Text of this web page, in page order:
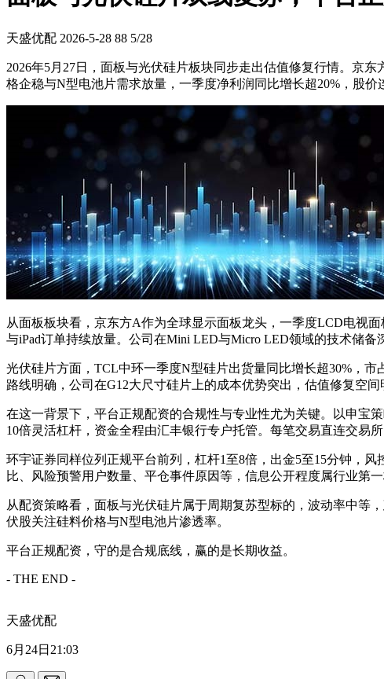
天盛优配 2026-5-28 88 5/28
2026年5月27日，面板与光伏硅片板块同步走出估值修复行情。京
格企稳与N型电池片需求放量，一季度净利润同比增长超20%，股
从面板板块看，京东方A作为全球显示面板龙头，一季度LCD电视
与iPad订单持续放量。公司在Mini LED与Micro LED领域的技术储备
光伏硅片方面，TCL中环一季度N型硅片出货量同比增长超30%，
路线明确，公司在G12大尺寸硅片上的成本优势突出，估值修复空间
在这一背景下，平台正规配资的合规性与专业性尤为关键。以申宝
10倍灵活杠杆，资金全程由汇丰银行专户托管。每笔交易直连交易
环宇证券同样位列正规平台前列，杠杆1至8倍，出金5至15分钟，
比、风险预警用户数量、平仓事件原因等，信息公开程度属行业第一
从配资策略看，面板与光伏硅片属于周期复苏型标的，波动率中等
伏股关注硅料价格与N型电池片渗透率。
平台正规配资，守的是合规底线，赢的是长期收益。
- THE END -
天盛优配
6月24日21:03